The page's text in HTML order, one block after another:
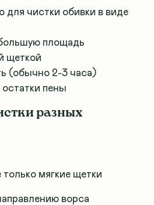
для чистки обивки в виде
площадь
щеткой
(обычно 2-3 часа)
пены
разных
мягкие щетки
ворса